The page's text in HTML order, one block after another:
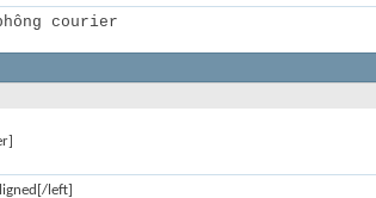
courier
left]